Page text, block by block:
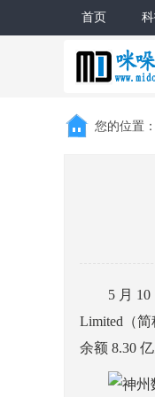
首页
您的位置：
5 月 10
Limited（
余额 8.30